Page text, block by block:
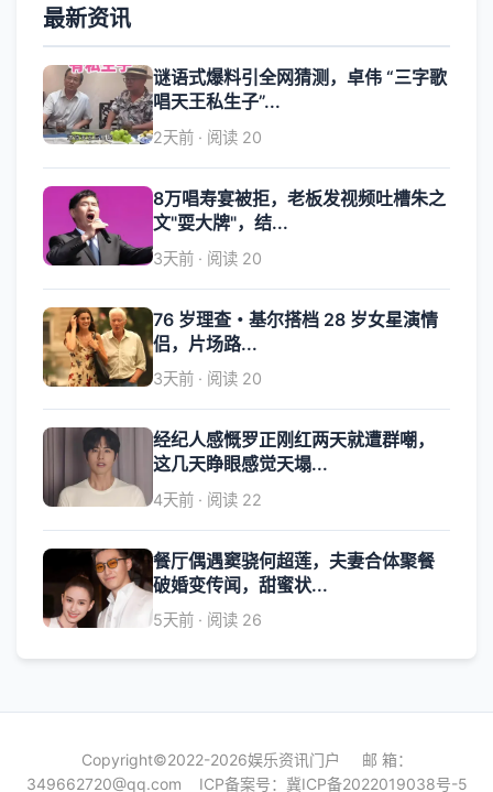
最新资讯
谜语式爆料引全网猜测，卓伟 “三字歌
唱天王私生子”...
2天前 · 阅读 20
8万唱寿宴被拒，老板发视频吐槽朱之
文"耍大牌"，结...
3天前 · 阅读 20
76 岁理查・基尔搭档 28 岁女星演情
侣，片场路...
3天前 · 阅读 20
经纪人感慨罗正刚红两天就遭群嘲，
这几天睁眼感觉天塌...
4天前 · 阅读 22
餐厅偶遇窦骁何超莲，夫妻合体聚餐
破婚变传闻，甜蜜状...
5天前 · 阅读 26
Copyright©2022-2026娱乐资讯门户 邮 箱：
349662720@qq.com ICP备案号： 冀ICP备2022019038号-5